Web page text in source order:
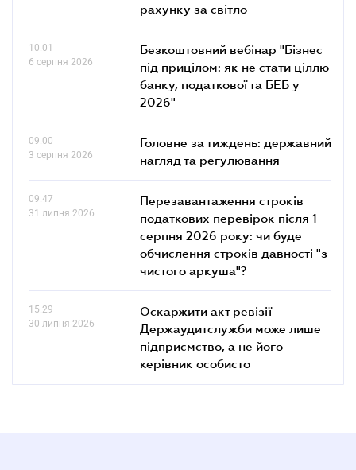
рахунку за світло
10.01
6 серпня 2026
Безкоштовний вебінар "Бізнес
під прицілом: як не стати ціллю
банку, податкової та БЕБ у
2026"
09.00
3 серпня 2026
Головне за тиждень: державний
нагляд та регулювання
09.47
31 липня 2026
Перезавантаження строків
податкових перевірок після 1
серпня 2026 року: чи буде
обчислення строків давності "з
чистого аркуша"?
15.29
30 липня 2026
Оскаржити акт ревізії
Держаудитслужби може лише
підприємство, а не його
керівник особисто